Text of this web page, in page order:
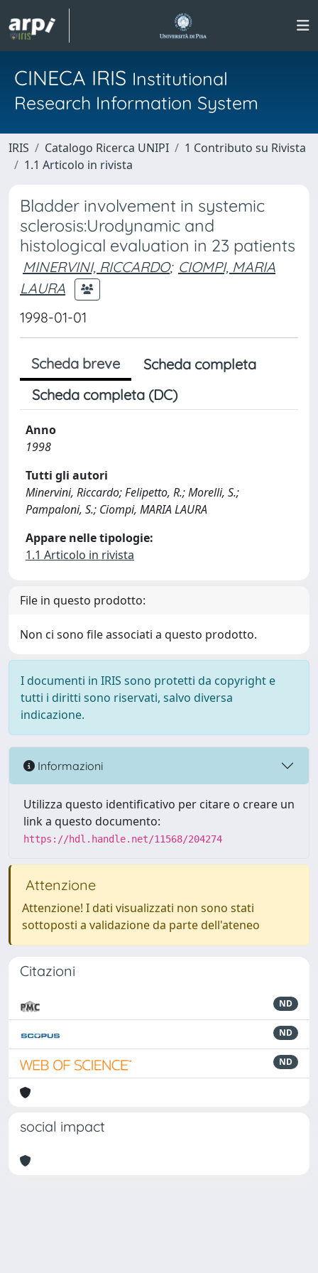
CINECA IRIS Institutional
Research Information System
IRIS Catalogo Ricerca UNIPI
1 Contributo su Rivista
1.1 Articolo in rivista
Bladder involvement in systemic
sclerosis:Urodynamic and
histological evaluation in 23 patients
MINERVINI, RICCARDO; CIOMPI, MARIA
LAURA
1998-01-01
Scheda breve
Scheda completa
Scheda completa (DC)
Anno
1998
Tutti gli autori
Minervini, Riccardo; Felipetto, R.; Morelli, S.;
Pampaloni, S.; Ciompi, MARIA LAURA
Appare nelle tipologie:
1.1 Articolo in rivista
File in questo prodotto:
Non ci sono file associati a questo prodotto.
I documenti in IRIS sono protetti da copyright e
tutti i diritti sono riservati, salvo diversa
indicazione.
Informazioni
Utilizza questo identificativo per citare o creare un
link a questo documento:
https://hdl.handle.net/11568/204274
Attenzione
Attenzione! I dati visualizzati non sono stati
sottoposti a validazione da parte dell'ateneo
Citazioni
ND
ND
ND
social impact